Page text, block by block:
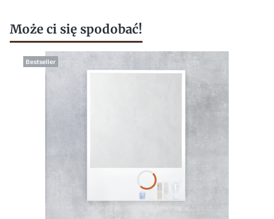
Może ci się spodobać!
Bestseller